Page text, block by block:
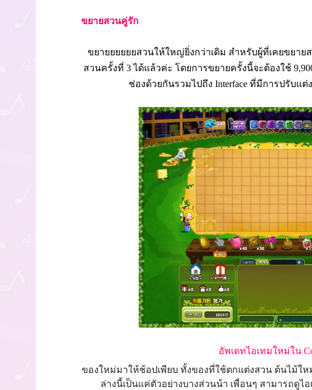
ขยายสวนคู่รัก
ขยายยยยยยสวนให้ใหญ่ยิ่งกว่าเดิม สำหรับผู้ที่เคยขยา
สวนครั้งที่ 3 ได้แล้วค่ะ โดยการขยายครั้งนี้จะต้องใช้
ช่องด้วยกันรวมไปถึง Interface ที่มีการปรับแต่
อัพเดทไอเทมใหม่ใน
ของใหม่มาให้ช้อปเพียบ ทั้งของที่ใช้ตกแต่งสวน ต้นไม้ให
ล่างนี้เป็นแค่ตัวอย่างบางส่วนน้า เพื่อนๆ สามารถดูไ